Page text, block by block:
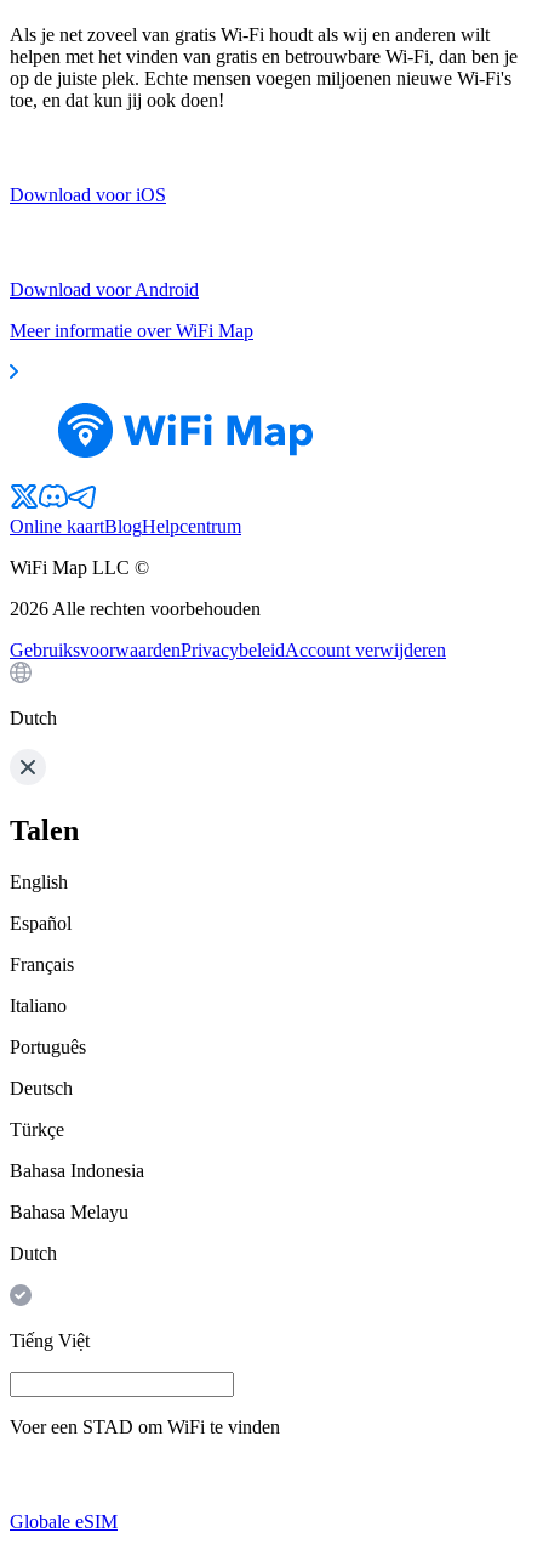
Als je net zoveel van gratis Wi-Fi houdt als wij en anderen wilt
helpen met het vinden van gratis en betrouwbare Wi-Fi, dan ben je
op de juiste plek. Echte mensen voegen miljoenen nieuwe Wi-Fi's
toe, en dat kun jij ook doen!
Download voor iOS
Download voor Android
Meer informatie over WiFi Map
Online kaartBlogHelpcentrum
WiFi Map LLC ©
2026 Alle rechten voorbehouden
GebruiksvoorwaardenPrivacybeleidAccount verwijderen
Dutch
Talen
English
Español
Français
Italiano
Português
Deutsch
Türkçe
Bahasa Indonesia
Bahasa Melayu
Dutch
Tiếng Việt
Voer een STAD om WiFi te vinden
Globale eSIM